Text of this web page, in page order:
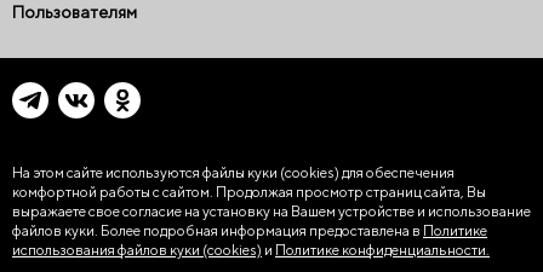
Пользователям
На этом сайте используются файлы куки (cookies) для обеспечения
комфортной работы с сайтом. Продолжая просмотр страниц сайта, Вы
выражаете свое согласие на установку на Вашем устройстве и использование
файлов куки. Более подробная информация предоставлена в Политике
использования файлов куки (cookies) и Политике конфиденциальности.